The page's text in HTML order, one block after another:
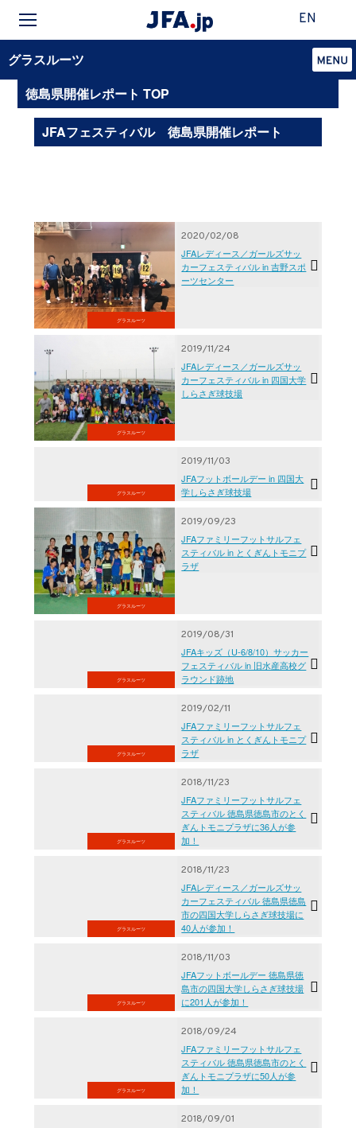
EN
グラスルーツ
徳島県開催レポート TOP
JFAフェスティバル 徳島県開催レポート
グラスルーツ
2020/02/08
JFAレディース／ガールズサッ
カーフェスティバル in 吉野スポ
ーツセンター
グラスルーツ
2019/11/24
JFAレディース／ガールズサッ
カーフェスティバル in 四国大学
しらさぎ球技場
グラスルーツ
2019/11/03
JFAフットボールデー in 四国大
学しらさぎ球技場
グラスルーツ
2019/09/23
JFAファミリーフットサルフェ
スティバル in とくぎんトモニプ
ラザ
グラスルーツ
2019/08/31
JFAキッズ（U-6/8/10）サッカー
フェスティバル in 旧水産高校グ
ラウンド跡地
グラスルーツ
2019/02/11
JFAファミリーフットサルフェ
スティバル in とくぎんトモニプ
ラザ
グラスルーツ
2018/11/23
JFAファミリーフットサルフェ
スティバル 徳島県徳島市のとく
ぎんトモニプラザに36人が参
加！
グラスルーツ
2018/11/23
JFAレディース／ガールズサッ
カーフェスティバル 徳島県徳島
市の四国大学しらさぎ球技場に
40人が参加！
グラスルーツ
2018/11/03
JFAフットボールデー 徳島県徳
島市の四国大学しらさぎ球技場
に201人が参加！
グラスルーツ
2018/09/24
JFAファミリーフットサルフェ
スティバル 徳島県徳島市のとく
ぎんトモニプラザに50人が参
加！
2018/09/01